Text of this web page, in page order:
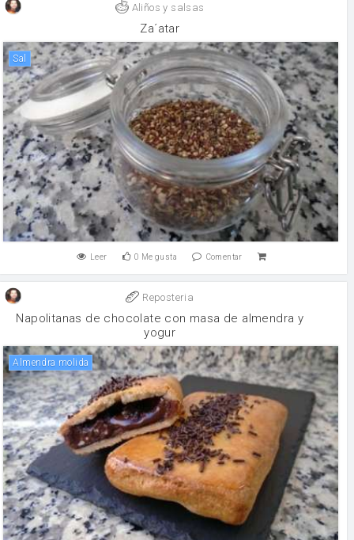
Aliños y salsas
Za´atar
sal
Leer 0 Me gusta Comentar
Reposteria
Napolitanas de chocolate con masa de almendra y
yogur
Almendra molida